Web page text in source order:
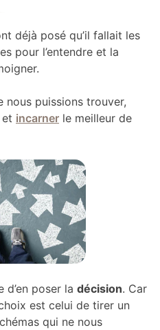
déjà posé qu’il fallait les
pour l’entendre et la
nous puissions trouver,
incarner le meilleur de
d’en poser la décision. Car
est celui de tirer un
qui ne nous